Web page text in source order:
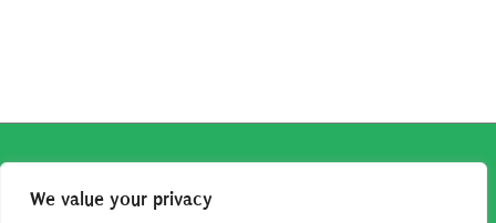
We value your privacy
associato Amazon percepisce dei ricavi da acquisti idonei.